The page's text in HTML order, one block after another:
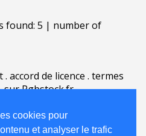
cookies pour
et analyser le trafic
found: 5 | number of
. accord de licence . termes
sur Rgbstock.fr.
|